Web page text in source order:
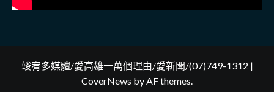
竣宥多媒體/愛高雄一萬個理由/愛新聞/(07)749-1312 |
CoverNews by AF themes.